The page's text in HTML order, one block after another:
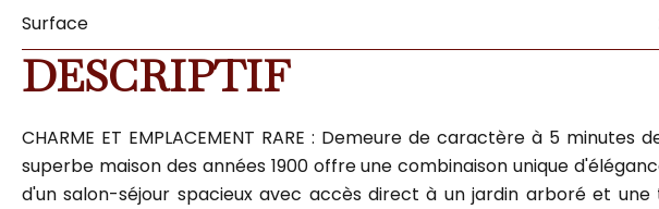
Surface
DESCRIPTIF
CHARME ET EMPLACEMENT RARE : Demeure de caractère à 5
superbe maison des années 1900 offre une combinaison unique
d'un salon-séjour spacieux avec accès direct à un jardin arboré et